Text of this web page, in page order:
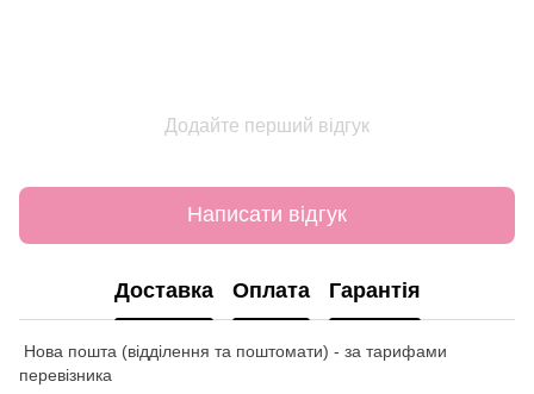
Додайте перший відгук
Написати відгук
Доставка Оплата Гарантія
Нова пошта (відділення та поштомати) - за тарифами
перевізника